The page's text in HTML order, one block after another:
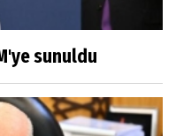
sunuldu